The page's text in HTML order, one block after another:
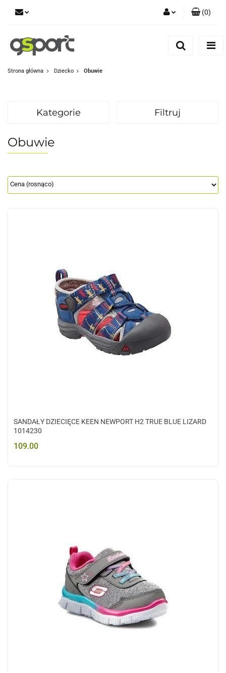
(0)
Strona główna Dziecko Obuwie
Kategorie Filtruj
Obuwie
SANDAŁY DZIECIĘCE KEEN NEWPORT H2 TRUE BLUE LIZARD
1014230
109.00